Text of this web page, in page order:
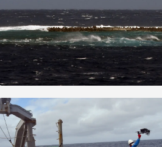
静岡キャンパス